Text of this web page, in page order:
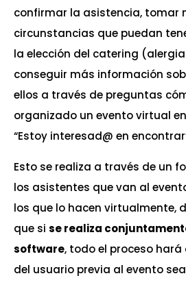
confirmar la asistencia, tomar
circunstancias que puedan
la elección del catering
conseguir más información
ellos a través de preguntas
organizado un evento virtual
“Estoy interesad@ en
Esto se realiza a través de un
los asistentes que van al
los que lo hacen virtualmente,
que si se realiza
software, todo el proceso hará
del usuario previa al evento